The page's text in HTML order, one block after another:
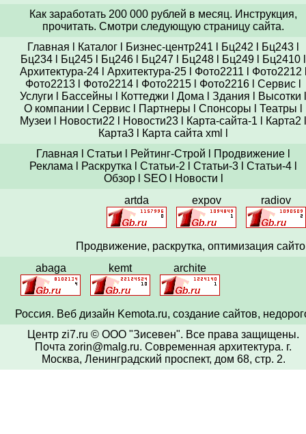
Как заработать 200 000 рублей в месяц. Инструкция,
прочитать. Смотри следующую страницу сайта.
Главная
Каталог Бизнес-центр241 Бц242 Бц243
Бц234
Бц245 Бц246 Бц247 Бц248 Бц249 Бц2410
Архитектура-24l Архитектура-25l Фото2211 Фото2212
Фото2213
Фото2214 Фото2215 Фото2216 Сервис
Услуги
Бассейны Коттеджи Дома Здания Высотки
О компании
Сервис Партнеры Спонсоры Театры
Музеи
Новости22 Новости23 Карта-сайта-1 Карта2
Карта3
Карта сайта xml
Главная
Статьи Рейтинг-Строй Продвижение
Реклама
Раскрутка Статьи-2 Статьи-3 Статьи-4
Обзорl SEOl Новости
artda
expov radiov
Продвижение, раскрутка, оптимизация
abaga
kemt archite
Россия. Веб дизайн Kemota.ru, создание сайтов,
Центр zi7.ru © ООО "Зисевен". Все права защищены.
Почта zorin@malg.ru. Современная архитектура. г.
Москва, Ленинградский проспект, дом 68, стр. 2.